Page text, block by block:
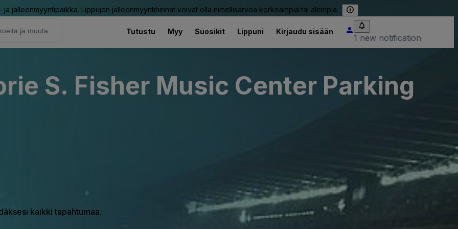
ja jälleenmyyntipaikka. Lippujen jälleenmyyntihinnat voivat olla nimellisarvoa korkeampia tai alempia.
Tutustu Myy Suosikit Lippuni Kirjaudu sisään
1 new notification
S. Fisher Music Center Parking
kaikki tapahtumaa.